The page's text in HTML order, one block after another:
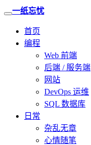
一纸忘忧
首页
编程
Web 前端
后端 / 服务端
网站
DevOps 运维
SQL 数据库
日常
杂乱无章
心情随笔